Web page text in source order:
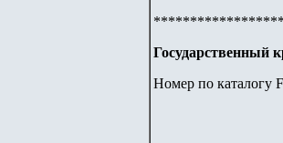
Государственный
Номер по каталогу